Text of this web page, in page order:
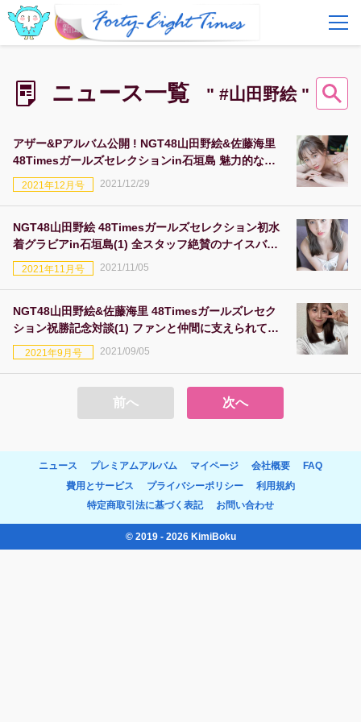
FAQ
ニュース一覧 " #山田野絵 "
アザー&Pアルバム公開 ! NGT48山田野絵&佐藤海里
48Timesガールズセレクションin石垣島 魅力的なロ
ケ地もどどーんと紹介!
2021年12月号 2021/12/29
NGT48山田野絵 48Timesガールズセレクション初水
着グラビアin石垣島(1) 全スタッフ絶賛のナイスバデ
ィーを初披露
2021年11月号 2021/11/05
NGT48山田野絵&佐藤海里 48Timesガールズレセク
ション祝勝記念対談(1) ファンと仲間に支えられての
栄冠、いざ、グラビアロケへ!
2021年9月号 2021/09/05
前へ 次へ
ニュース プレミアムアルバム マイページ 会社概要
FAQ
費用とサービス
プライバシーポリシー
利用規約
特定商取引法に基づく表記
お問い合わせ
© 2019 - 2026 KimiBoku